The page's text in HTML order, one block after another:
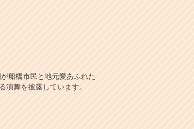
船橋市民と地元愛あふれた
舞を披露しています。